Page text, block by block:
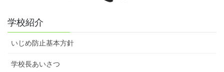
学校紹介
いじめ防止基本方針
学校長あいさつ